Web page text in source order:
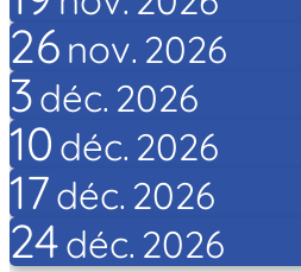
26 nov. 2026
3déc. 2026
10 déc. 2026
17déc. 2026
24déc. 2026